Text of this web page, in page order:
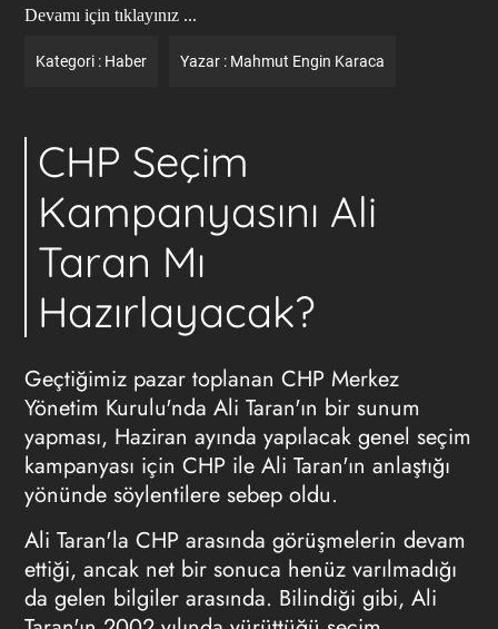
Devamı için tıklayınız ...
Kategori : Haber Yazar : Mahmut Engin Karaca
CHP Seçim
Kampanyasını Ali
Taran Mı
Hazırlayacak?
Geçtiğimiz pazar toplanan CHP Merkez
Yönetim Kurulu'nda Ali Taran'ın bir sunum
yapması, Haziran ayında yapılacak genel seçim
kampanyası için CHP ile Ali Taran'ın anlaştığı
yönünde söylentilere sebep oldu.
Ali Taran'la CHP arasında görüşmelerin devam
ettiği, ancak net bir sonuca henüz varılmadığı
da gelen bilgiler arasında. Bilindiği gibi, Ali